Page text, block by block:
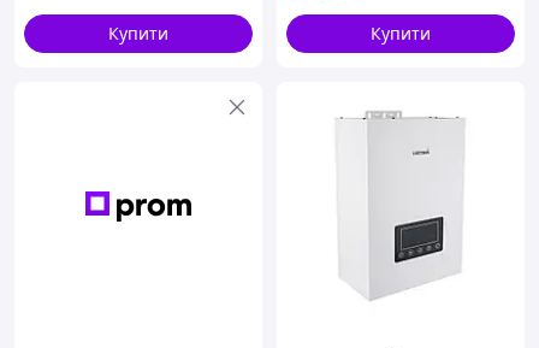
Купити
Купити